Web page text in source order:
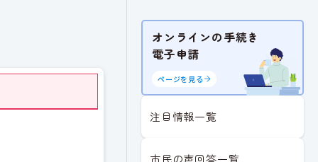
オンラインの手続き
電子申請
ページを見る
注目情報一覧
市民の声回答一覧